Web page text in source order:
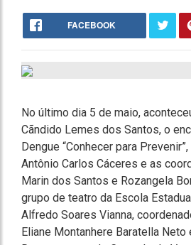
FACEBOOK
No último dia 5 de maio,
Cãndido Lemes dos Santos, o
Dengue “Conhecer para
Antônio Carlos Cáceres e as
Marin dos Santos e Rozangela
grupo de teatro da Escola
Alfredo Soares Vianna,
Eliane Montanhere Baratella